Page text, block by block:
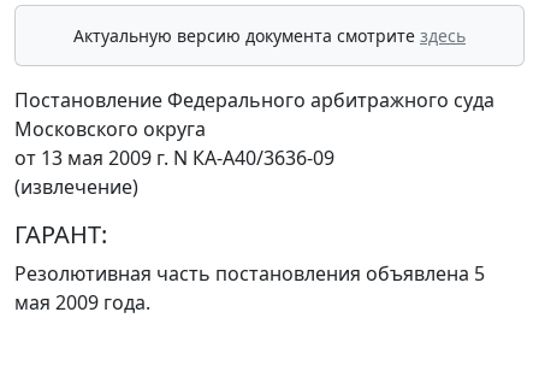
Актуальную версию документа смотрите здесь
Постановление Федерального арбитражного суда
Московского округа
от 13 мая 2009 г. N КА-А40/3636-09
(извлечение)
ГАРАНТ:
Резолютивная часть постановления объявлена 5
мая 2009 года.